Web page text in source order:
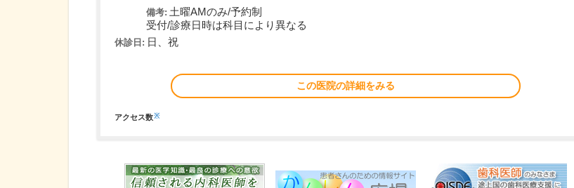
備考: 土曜AMのみ/予約制
受付/診療日時は科目により異なる
休診日: 日、祝
この医院の詳細をみる
アクセス数※